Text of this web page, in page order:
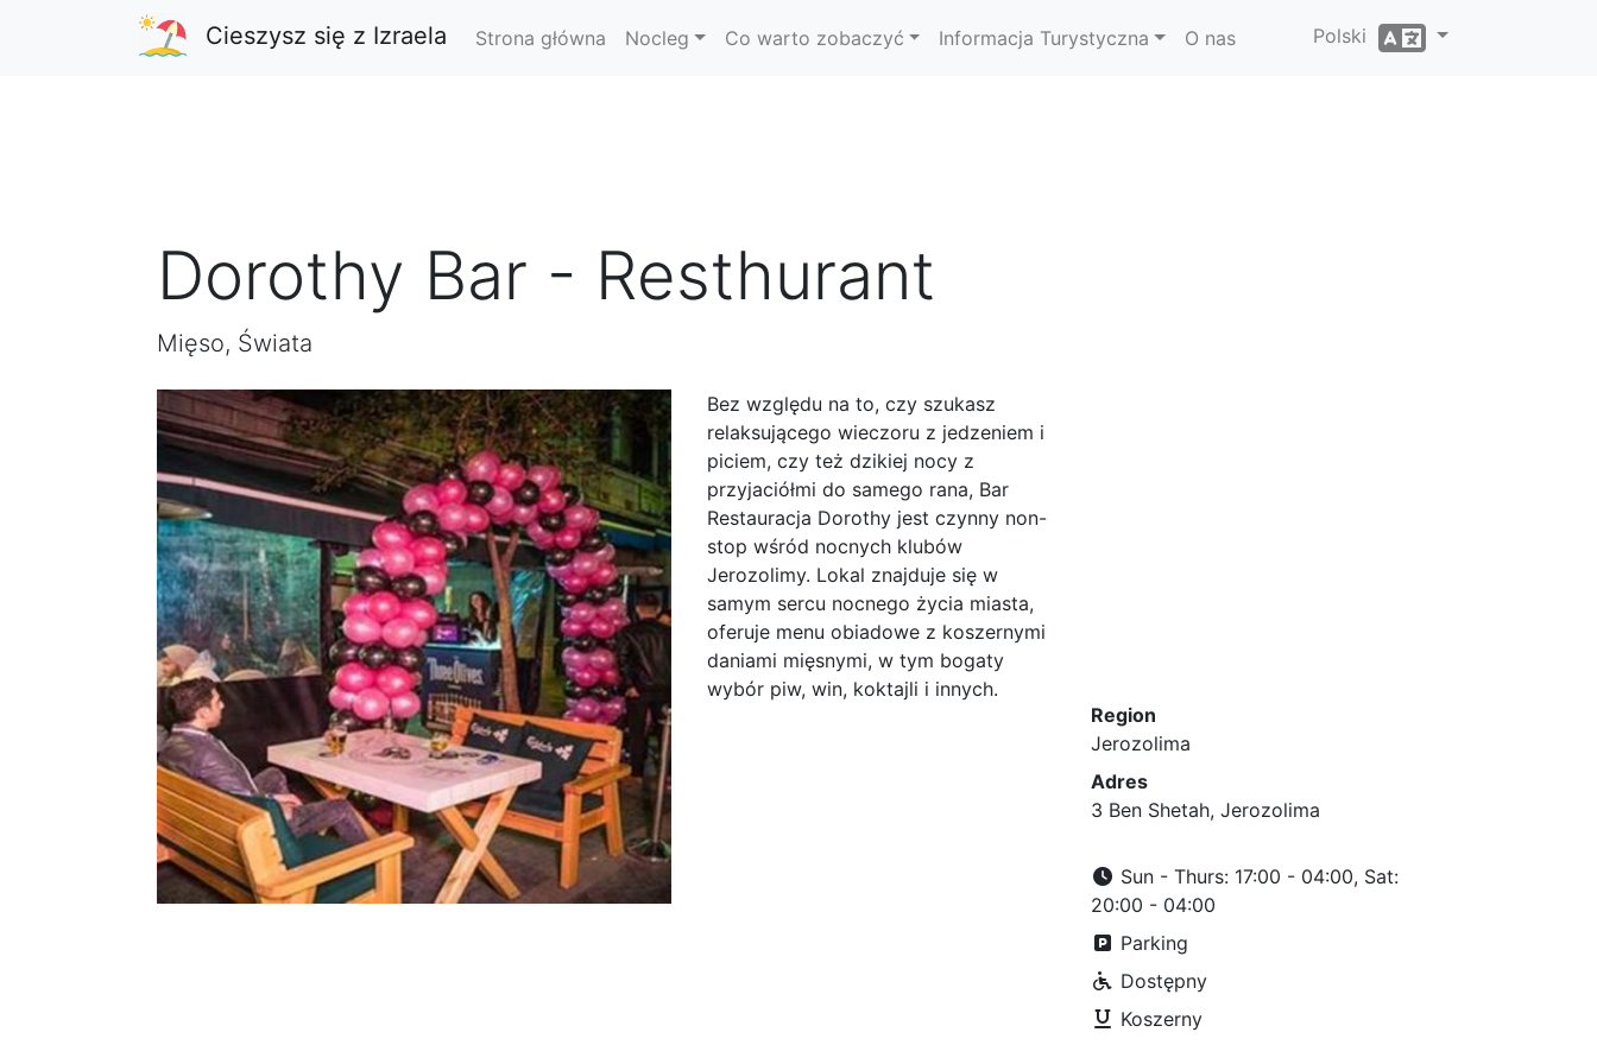
Cieszysz się z Izraela Strona główna Nocleg Co warto zobaczyć Informacja Turystyczna O nas Polski
Dorothy Bar - Resthurant
Mięso, Świata
Bez względu na to, czy szukasz
relaksującego wieczoru z jedzeniem i
piciem, czy też dzikiej nocy z
przyjaciółmi do samego rana, Bar
Restauracja Dorothy jest czynny non-
stop wśród nocnych klubów
Jerozolimy. Lokal znajduje się w
samym sercu nocnego życia miasta,
oferuje menu obiadowe z koszernymi
daniami mięsnymi, w tym bogaty
wybór piw, win, koktajli i innych.
Region
Jerozolima
Adres
3 Ben Shetah, Jerozolima
Sun - Thurs: 17:00 - 04:00, Sat:
20:00 - 04:00
Parking
Dostępny
Koszerny